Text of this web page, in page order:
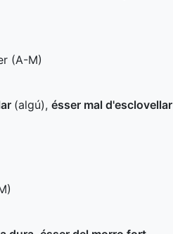
(A-M)
(algú), ésser mal d'esclovellar
)